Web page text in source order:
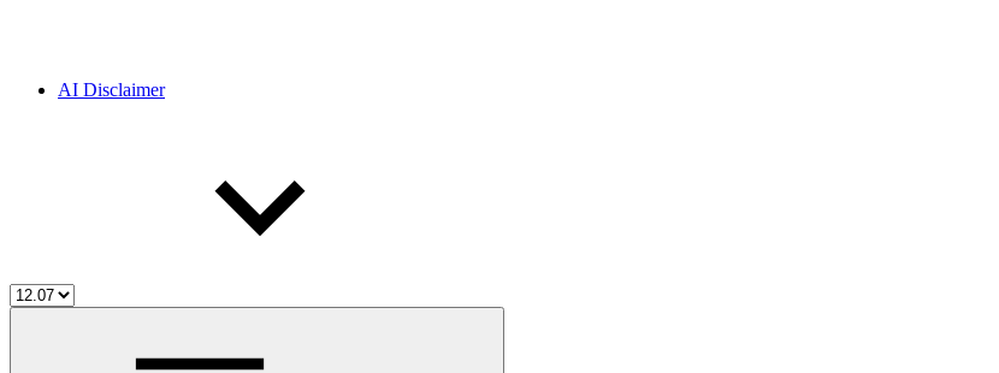
AI Disclaimer